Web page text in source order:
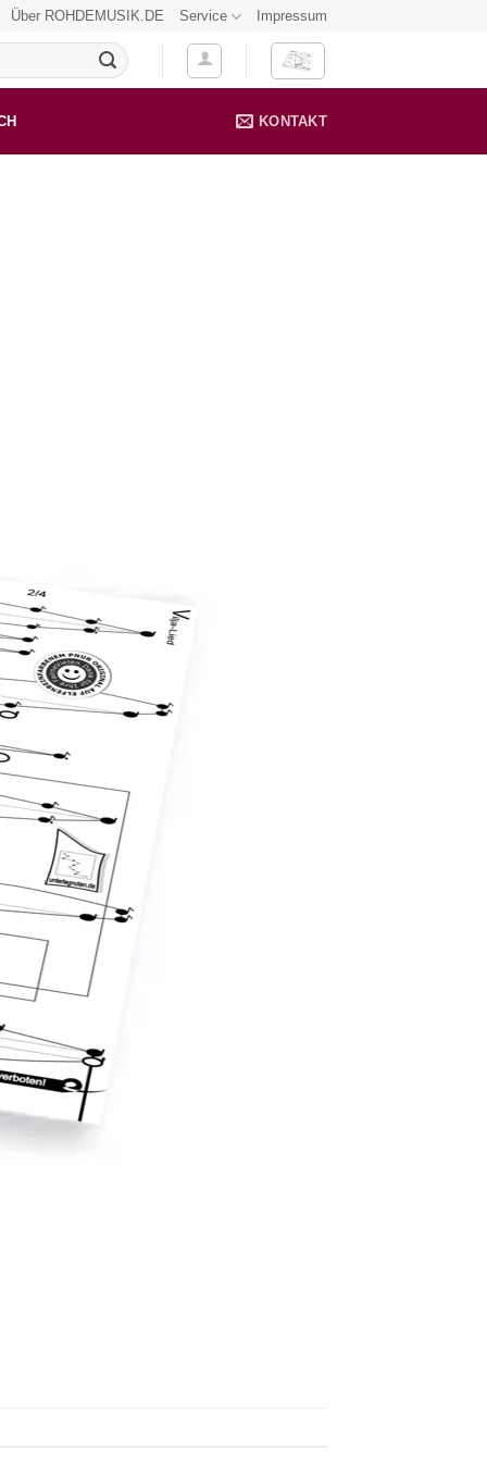
Über ROHDEMUSIK.DE Service Impressum
KONTAKT